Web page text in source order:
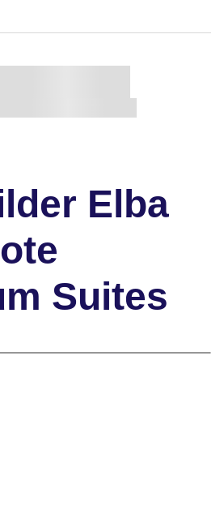
Elba
Suites